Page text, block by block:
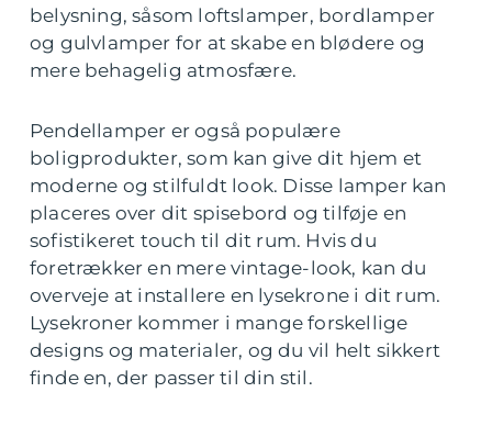
belysning, såsom loftslamper, bordlamper
og gulvlamper for at skabe en blødere og
mere behagelig atmosfære.
Pendellamper er også populære
boligprodukter, som kan give dit hjem et
moderne og stilfuldt look. Disse lamper kan
placeres over dit spisebord og tilføje en
sofistikeret touch til dit rum. Hvis du
foretrækker en mere vintage-look, kan du
overveje at installere en lysekrone i dit rum.
Lysekroner kommer i mange forskellige
designs og materialer, og du vil helt sikkert
finde en, der passer til din stil.